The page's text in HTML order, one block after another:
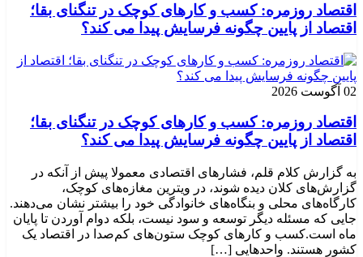
اقتصاد روزمره: کسب‌ و کارهای کوچک در تنگنای بقا؛
اقتصاد از پایین چگونه فرسایش پیدا می کند؟
02 آگوست 2026
اقتصاد روزمره: کسب‌ و کارهای کوچک در تنگنای بقا؛
اقتصاد از پایین چگونه فرسایش پیدا می کند؟
به گزارش کلام قلم، فشارهای اقتصادی معمولا پیش از آنکه در
گزارش‌های کلان دیده شوند، در ویترین مغازه‌های کوچک،
کارگاه‌های محلی و بنگاه‌های خانوادگی خود را بیشتر نشان می‌دهند.
جایی که مسئله دیگر توسعه و سود نیست، بلکه دوام آوردن تا پایان
ماه است.کسب‌ و کارهای کوچک ستون‌های کم‌صدا در اقتصاد یک
کشور هستند. واحدهایی […]